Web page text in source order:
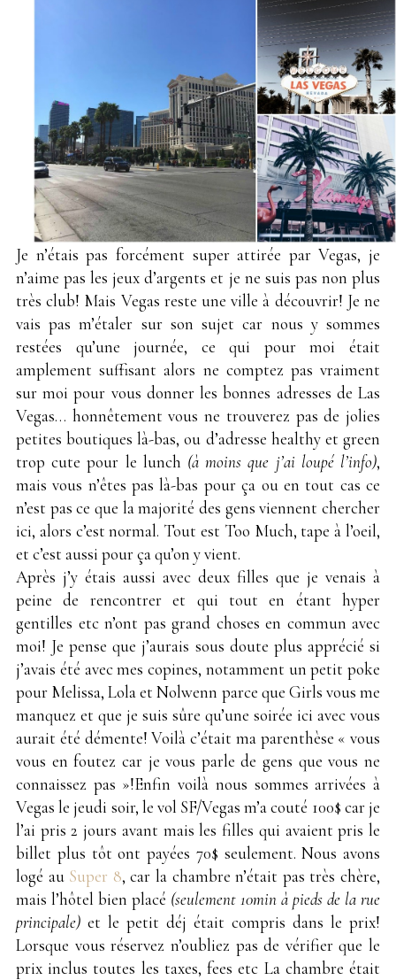
Je n’étais pas forcément super attirée par Vegas, je
n’aime pas les jeux d’argents et je ne suis pas non plus
très club! Mais Vegas reste une ville à découvrir! Je ne
vais pas m’étaler sur son sujet car nous y sommes
restées qu’une journée, ce qui pour moi était
amplement suffisant alors ne comptez pas vraiment
sur moi pour vous donner les bonnes adresses de Las
Vegas… honnêtement vous ne trouverez pas de jolies
petites boutiques là-bas, ou d’adresse healthy et green
trop cute pour le lunch (à moins que j’ai loupé l’info),
mais vous n’êtes pas là-bas pour ça ou en tout cas ce
n’est pas ce que la majorité des gens viennent chercher
ici, alors c’est normal. Tout est Too Much, tape à l’oeil,
et c’est aussi pour ça qu’on y vient.
Après j’y étais aussi avec deux filles que je venais à
peine de rencontrer et qui tout en étant hyper
gentilles etc n’ont pas grand choses en commun avec
moi! Je pense que j’aurais sous doute plus apprécié si
j’avais été avec mes copines, notamment un petit poke
pour Melissa, Lola et Nolwenn parce que Girls vous me
manquez et que je suis sûre qu’une soirée ici avec vous
aurait été démente! Voilà c’était ma parenthèse « vous
vous en foutez car je vous parle de gens que vous ne
connaissez pas »!Enfin voilà nous sommes arrivées à
Vegas le jeudi soir, le vol SF/Vegas m’a couté 100$ car je
l’ai pris 2 jours avant mais les filles qui avaient pris le
billet plus tôt ont payées 70$ seulement. Nous avons
logé au Super 8, car la chambre n’était pas très chère,
mais l’hôtel bien placé (seulement 10min à pieds de la rue
principale) et le petit déj était compris dans le prix!
Lorsque vous réservez n’oubliez pas de vérifier que le
prix inclus toutes les taxes, fees etc La chambre était